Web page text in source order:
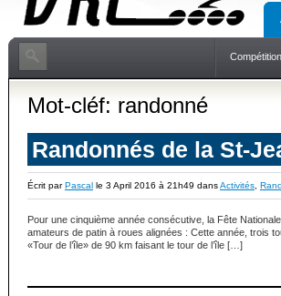
Mot-cléf: randonné
Randonnés de la St-
Écrit parPascal le 3 April 2016 à 21h49 dansActivités
Pour une cinquième année consécutive, la Fête
amateurs de patin à roues alignées : Cette année, trois
«Tour de l’île» de 90 km faisant le tour de l’île […]